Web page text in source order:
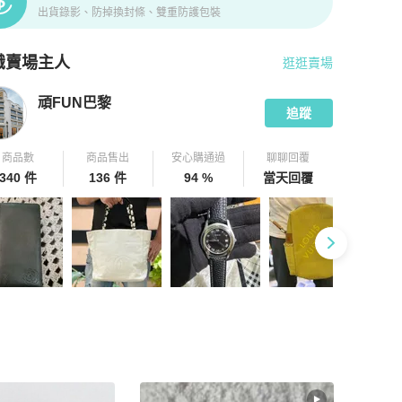
出貨錄影、防掉換封條、雙重防護包裝
賣場主人
拍拍圈嚴選賣家
逛逛賣場
頑FUN巴黎
追蹤
商品數
件
商品售出
136 件
安心購通過
94 %
聊聊回覆
當天回覆